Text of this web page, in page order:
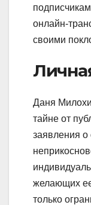
онлайн-
своими
Даня
тайне от
заявления о
желающих
только